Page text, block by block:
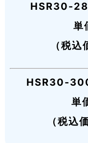
HSR30-
単
（税
HSR30-
単
（税込